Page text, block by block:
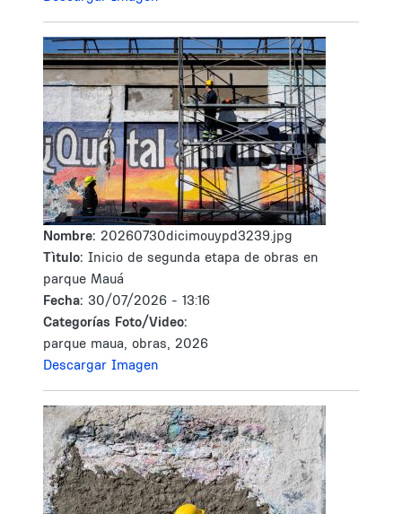
Nombre: 20260730dicimouypd3239.jpg
Tìtulo: Inicio de segunda etapa de obras en
parque Mauá
Fecha: 30/07/2026 - 13:16
Categorías Foto/Video:
parque maua, obras, 2026
Descargar Imagen